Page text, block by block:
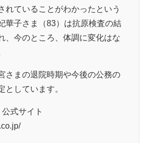
れていることがわかったという
華子さま（83）は抗原検査の結
、今のところ、体調に変化はな
さまの退院時期や今後の公務の
としています。
公式サイト